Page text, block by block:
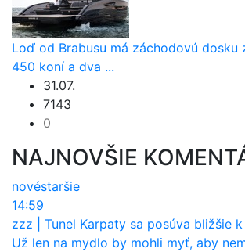
Loď od Brabusu má záchodovú dosku
450 koní a dva ...
31.07.
7143
0
NAJNOVŠIE
novéstaršie
14:59
zzz
Tunel Karpaty sa posúva bližšie k výstavbe.
Už len na mydlo by mohli myť, aby